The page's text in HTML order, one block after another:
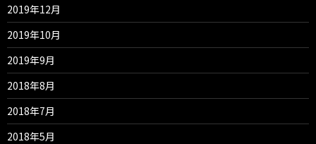
2019年12月
2019年10月
2019年9月
2018年8月
2018年7月
2018年5月